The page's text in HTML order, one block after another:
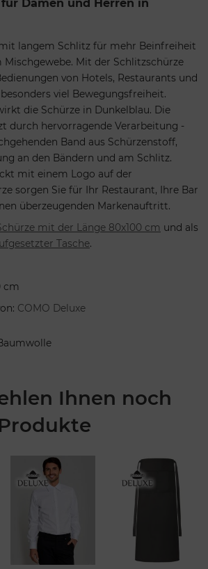
Damen und Herren in
langem Schlitz für mehr Beinfreiheit
Mischgewebe. Mit der Schlitzschürze
von Hotels, Restaurants und
viel Bewegungsfreiheit.
die Schürze in Dunkelblau. Die
durch hervorragende Verarbeitung -
Band aus Schürzenstoff,
an den Bändern und am Schlitz.
mit einem Logo auf der
sorgen Sie für Ihr Restaurant, Ihre Bar
überzeugenden Markenauftritt.
mit der Länge 80x100 cm und als
Tasche.
cm
COMO Deluxe
Ihnen noch